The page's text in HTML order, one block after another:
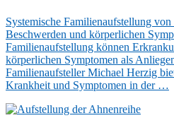
Systemische Familienaufstellung
Beschwerden und körperlichen
Familienaufstellung können
körperlichen Symptomen als
Familienaufsteller Michael Herzig
Krankheit und Symptomen in der …